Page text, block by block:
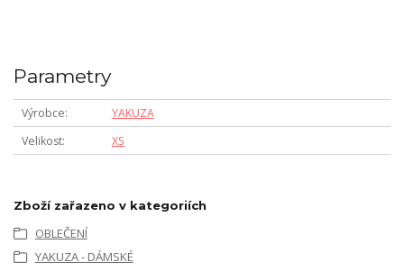
Parametry
Výrobce
YAKUZA
Velikost
XS
Zboží zařazeno v kategoriích
OBLEČENÍ
YAKUZA - DÁMSKÉ